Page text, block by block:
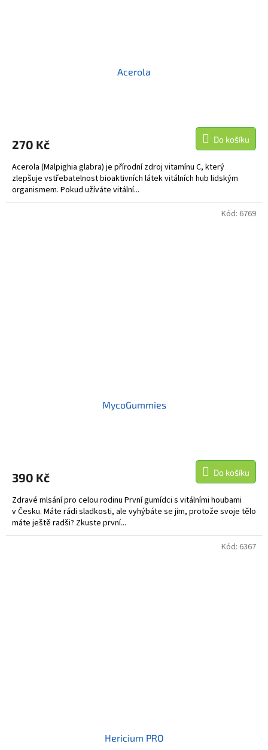
Acerola
270 Kč Do košíku
Acerola (Malpighia glabra) je přírodní zdroj vitamínu C, který
zlepšuje vstřebatelnost bioaktivních látek vitálních hub lidským
organismem. Pokud užíváte vitální...
MycoGummies
390 Kč Do košíku
Zdravé mlsání pro celou rodinu První gumídci s vitálními houbami
v Česku. Máte rádi sladkosti, ale vyhýbáte se jim, protože svoje tělo
máte ještě radši? Zkuste první...
Kód: 6769
Hericium PRO
Kód: 6367